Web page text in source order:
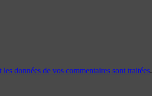
données de vos commentaires sont traitées.